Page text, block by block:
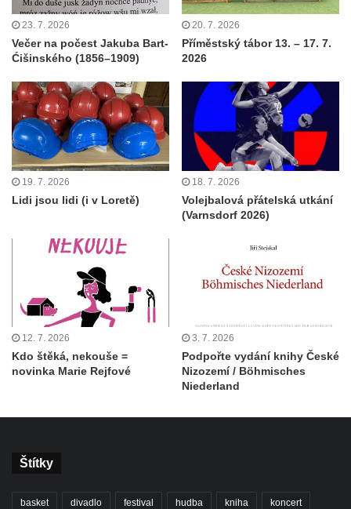
23. 7. 2026
Večer na počest Jakuba Bart-
Ćišinského (1856–1909)
20. 7. 2026
Příměstský tábor 13. – 17. 7.
2026
19. 7. 2026
Lidi jsou lidi (i v Loretě)
18. 7. 2026
Volejbalová přátelská utkání
(Varnsdorf 2026)
12. 7. 2026
Kdo štěká, nekouše =
novinka Marie Rejfové
3. 7. 2026
Podpořte vydání knihy České
Nizozemí / Böhmisches
Niederland
Štítky
basket divadlo festival hudba kniha koncert